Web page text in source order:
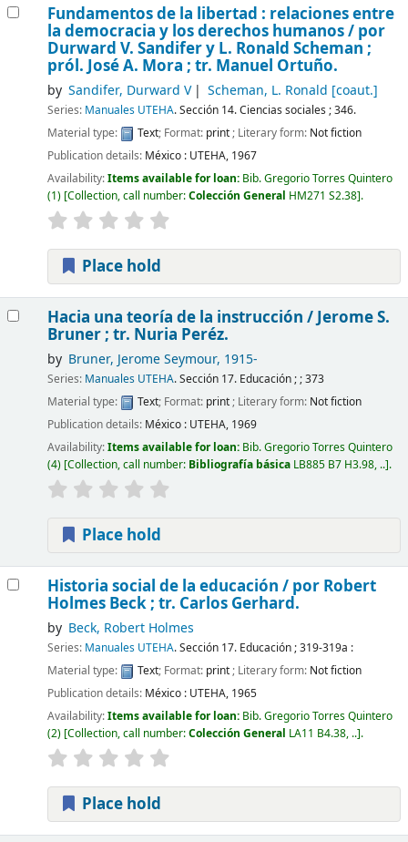
Fundamentos de la libertad : relaciones entre
la democracia y los derechos humanos / por
Durward V. Sandifer y L. Ronald Scheman ;
pról. José A. Mora ; tr. Manuel Ortuño.
by Sandifer, Durward V Scheman, L. Ronald [coaut.]
Series: Manuales UTEHA. Sección 14. Ciencias sociales ; 346.
Material type:
Text; Format: print; Literary form: Not fiction
Publication details: México : UTEHA, 1967
Availability:Items available for loan: Bib. Gregorio Torres Quintero
(1) Collection, call number:Colección General HM271 S2.38 .
Place hold
Hacia una teoría de la instrucción /Jerome S.
Bruner ; tr. Nuria Peréz.
by Bruner, Jerome Seymour, 1915-
Series: Manuales UTEHA. Sección 17. Educación ; ; 373
Material type:
Text; Format: print; Literary form: Not fiction
Publication details: México : UTEHA, 1969
Availability:Items available for loan: Bib. Gregorio Torres Quintero
(4) Collection, call number: Bibliografía básica LB885 B7 H3.98, .. .
Place hold
Historia social de la educación / por Robert
Holmes Beck ; tr. Carlos Gerhard.
by Beck, Robert Holmes
Series: Manuales UTEHA. Sección 17. Educación ; 319-319a :
Material type:
Text; Format: print; Literary form: Not fiction
Publication details: México : UTEHA, 1965
Availability:Items available for loan: Bib. Gregorio Torres Quintero
(2) Collection, call number:Colección General LA11 B4.38, .. .
Place hold